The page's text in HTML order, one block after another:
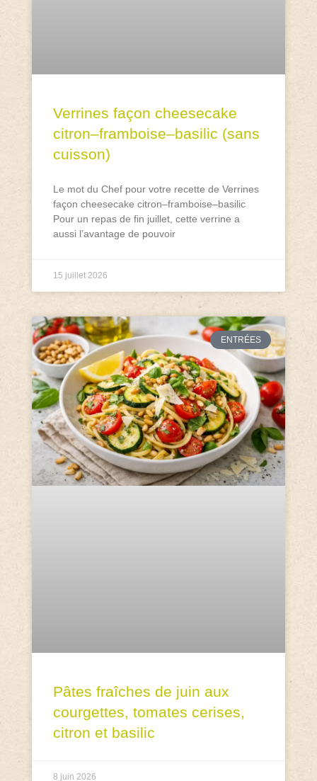
Verrines façon cheesecake
citron–framboise–basilic (sans
cuisson)
Le mot du Chef pour votre recette de Verrines
façon cheesecake citron–framboise–basilic
Pour un repas de fin juillet, cette verrine a
aussi l’avantage de pouvoir
15 juillet 2026
ENTRÉES
Pâtes fraîches de juin aux
courgettes, tomates cerises,
citron et basilic
8 juin 2026